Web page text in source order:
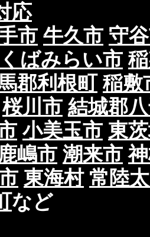
応
市 牛久市 守
ばみらい市
郡利根町 稲敷
桜川市 結城郡
小美玉市 東
嶋市 潮来市
東海村 常陸
など